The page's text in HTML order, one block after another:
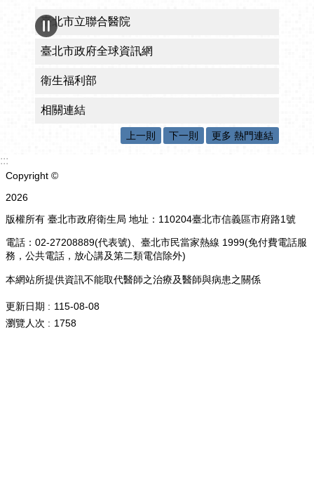
臺北市立聯合醫院
臺北市政府全球資訊網
衛生福利部
相關連結
上一則 下一則 更多 熱門連結
:::
Copyright ©
2026
版權所有 臺北市政府衛生局 地址：110204臺北市信義區市府路1號
電話：02-27208889(代表號)、臺北市民當家熱線 1999(免付費電話服
務，公共電話，放心講及第二類電信除外)
本網站所提供資訊不能取代醫師之治療及醫師與病患之關係
更新日期
115-08-08
瀏覽人次
1758